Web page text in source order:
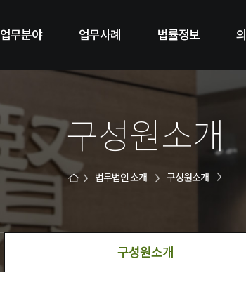
업무분야 업무사례 법률정보
구성원소개
법무법인 소개 구성원소개
구성원소개